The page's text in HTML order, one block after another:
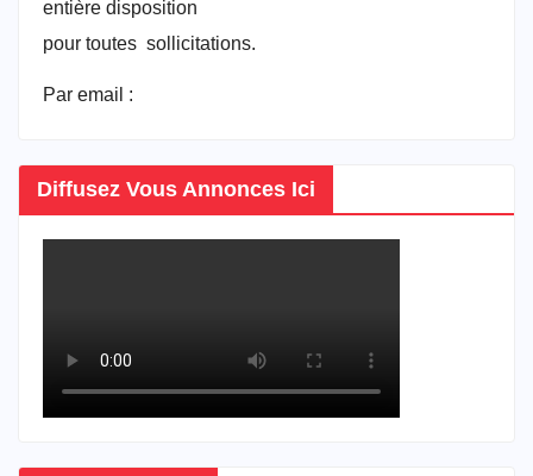
entière disposition
pour toutes sollicitations.
Par email :
Diffusez Vous Annonces Ici